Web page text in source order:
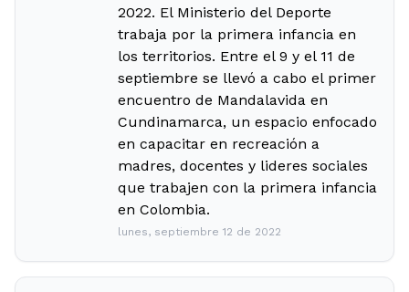
2022. El Ministerio del Deporte
trabaja por la primera infancia en
los territorios. Entre el 9 y el 11 de
septiembre se llevó a cabo el primer
encuentro de Mandalavida en
Cundinamarca, un espacio enfocado
en capacitar en recreación a
madres, docentes y lideres sociales
que trabajen con la primera infancia
en Colombia.
lunes, septiembre 12 de 2022